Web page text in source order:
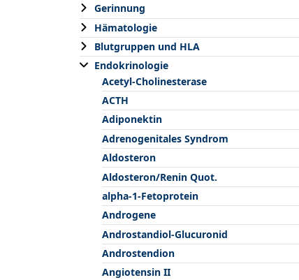
Gerinnung
Hämatologie
Blutgruppen und HLA
Endokrinologie
Acetyl-Cholinesterase
ACTH
Adiponektin
Adrenogenitales Syndrom
Aldosteron
Aldosteron/Renin Quot.
alpha-1-Fetoprotein
Androgene
Androstandiol-Glucuronid
Androstendion
Angiotensin II